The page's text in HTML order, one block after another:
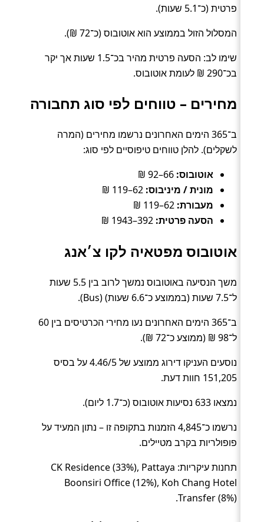
פרטית (כ־5.1 שעות).
המסלול הזול בממוצע הוא אוטובוס (כ־72 ₪).
שימו לב: הסעה פרטית מהיר בכ־1.5 שעות אך יקר
בכ־290 ₪ לעומת אוטובוס.
מחירים – טווחים לפי סוג תחבורה
ב־365 הימים האחרונים נרשמו מחירים (המרה
לשקלים). להלן טווחים טיפוסיים לפי סוג:
אוטובוס:
מונית / מיניבוס:
מעבורת:
הסעה פרטית:
אוטובוס מפטאיה לקו צ׳אנג
משך הנסיעה באוטובוס נמשך לרוב בין 5.5 שעות
ל־7.5 שעות (בממוצע כ־6.6 שעות) (Bus).
ב־365 הימים האחרונים נעו מחירי הכרטיסים בין 60
ל־98 ₪ (ממוצע כ־72 ₪).
נוסעים העניקו דירוג ממוצע של 4.46/5 על בסיס
151,205 חוות דעת.
נמצאו 633 נסיעות אוטובוס (כ־1.7 ליום).
נרשמו כ־4,845 הזמנות בתקופה זו – נתון המעיד על
פופולריות בקרב מטיילים.
תחנות עיקריות: CK Residence (33%), Pattaya
Boonsiri Office (12%), Koh Chang Hotel
Transfer (8%).